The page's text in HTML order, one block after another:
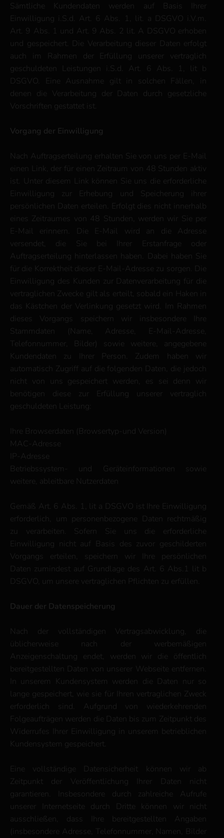
Sämtliche Kundendaten werden auf Basis Ihrer
Einwilligung i.S.d. Art. 6 Abs. 1, lit. a DSGVO i.V.m.
Art. 9 Abs. 1 und Art. 9 Abs. 2 lit. A DSGVO erhoben
und gespeichert. Die Verarbeitung dieser Daten erfolgt
auch im Rahmen der Erfüllung unserer vertraglich
geschuldeten Leistungen i.S.d. Art. 6 Abs. 1, lit b
DSGVO. Eine Ausnahme gilt in solchen Fällen, in
denen die Verarbeitung der Daten durch gesetzliche
Vorschriften gestattet ist.
Vorgang der Einwilligung
Nach Auftragserteilung erhalten Sie von uns per E-Mail
einen Link, der für einen Zeitraum von 48 Stunden aktiv
ist. Unter diesem Link können Sie uns die erforderliche
Einwilligung zur Erhebung und Speicherung ihrer
persönlichen Daten erteilen. Erfolgt dies nicht innerhalb
eines Zeitraumes von 48 Stunden, werden wir Sie per
E-Mail erinnern. Die E-Mail wird an die Adresse
versendet, die Sie bei Ihrer Erstanfrage oder
Auftragserteilung hinterlassen haben. Dabei haben Sie
für die Korrektheit dieser E-Mail-Adresse zu sorgen. Die
Einwilligung des Kunden zur Datenverarbeitung für die
vertraglichen Zwecke gilt als erteilt, sobald ein Haken in
das Kästchen der Verlinkung gesetzt wird. Im Rahmen
dieses Vorgangs speichern wir insbesondere Ihre
Stammdaten (Name, Adresse, E-Mail-Adresse,
Telefonnummer, Bilder) sowie weitere, angegebene
Kundendaten zu Ihrer Person. Zudem haben wir
automatisch Zugriff auf die folgenden Daten, die jedoch
nicht von uns gespeichert werden, es sei denn wir
benötigen diese zur Erfüllung unserer vertraglich
geschuldeten Leistung:
Ihre Browserdaten (Browsertyp-und Version)
MAC-Adresse
IP-Adresse
Betriebssystem- und Geräteinformationen sowie
weitere, ableitbare Nutzerdaten
Gemäß Art. 6 Abs. 1, lit a DSGVO ist Ihre Einwilligung
erforderlich, um personenbezogene Daten rechtmäßig
zu verarbeiten. Sofern Sie uns die erforderliche
Einwilligung nicht auf Basis des zuvor geschilderten
Vorgangs erteilen, speichern wir Ihre persönlichen
Daten zumindest auf Grundlage des Art. 6 Abs.1 lit b
DSGVO, um unsere vertraglichen Pflichten zu erfüllen.
Dauer der Datenspeicherung
Nach der vollständigen Vertragsabwicklung, die
üblicherweise nach der werbemäßigen
Anzeigenschaltung endet, werden wir die öffentlich
bereitgestellten Daten von unserer Webseite entfernen.
In unserem Kundensystem werden die Daten nur so
lange gespeichert, wie sie für Ihren vertraglichen Zweck
erforderlich sind. Aufgrund von wiederkehrenden
Folgeaufträgen werden die Daten bis zum Zeitpunkt des
Widerrufes Ihrer Einwilligung in unserem betrieblichen
Kundensystem gespeichert.
Eine vollständige Datensicherheit können wir ab
Zeitpunkt der Veröffentlichung Ihrer Daten nicht
garantieren. Insbesondere durch zahlreiche Aufrufe
unserer Internetseite durch Dritte können wir nicht
ausschließen, dass Ihre bereitgestellten Angaben
(insbesondere Adresse, Telefonnummer, Namen, Bilder